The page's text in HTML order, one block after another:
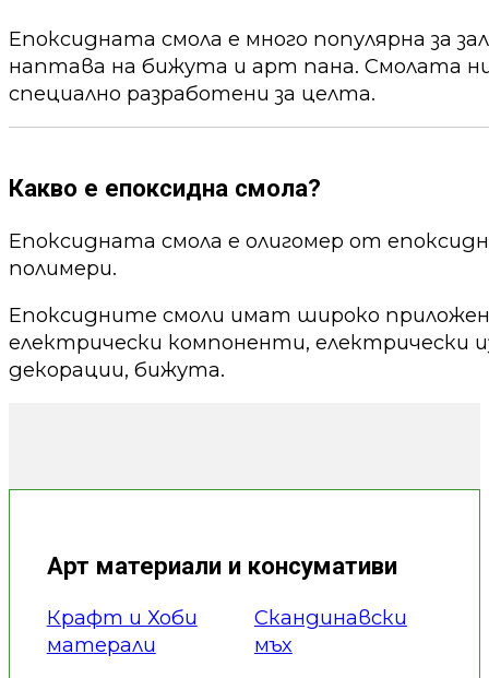
Епоксидната смола е много популярна за
наптава на бижута и арт пана. Смолата
специално разработени за целта.
Какво е епоксидна смола?
Епоксидната смола е олигомер от
полимери.
Епоксидните смоли имат широко
електрически компоненти, електрически
декорации, бижута.
Арт материали и консумативи
Крафт и Хоби
матерали
Скандинавски
мъх